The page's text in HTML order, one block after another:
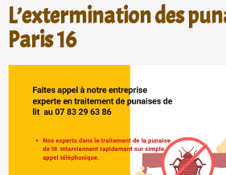
L’extermination des
Paris 16